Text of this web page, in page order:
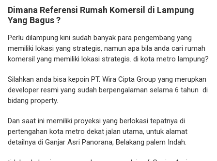
Dimana Referensi Rumah Komersil di Lampung
Yang Bagus ?
Perlu dilampung kini sudah banyak para pengembang yang
memiliki lokasi yang strategis, namun apa bila anda cari rumah
komersil yang memiliki lokasi strategis. di kota metro lampung?
Silahkan anda bisa kepoin PT. Wira Cipta Group yang merupkan
developer resmi yang sudah berpengalaman selama 6 tahun di
bidang property.
Dan saat ini memiliki proyeksi yang berlokasi tepatnya di
pertengahan kota metro dekat jalan utama, untuk alamat
detailnya di Ganjar Asri Panorana, Belakang palem Indah.